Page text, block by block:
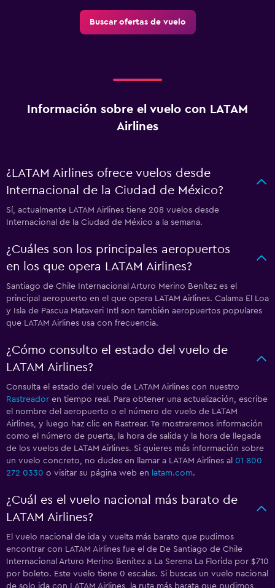
Buscar ofertas de vuelo
Información sobre el vuelo con LATAM
Airlines
¿LATAM Airlines ofrece vuelos desde
Internacional de la Ciudad de México?
Sí, actualmente LATAM Airlines tiene 208 vuelos desde
Internacional de la Ciudad de México a la semana.
¿Cuáles son los principales aeropuertos
en los que opera LATAM Airlines?
Santiago de Chile Internacional Arturo Merino Benítez es el
principal aeropuerto en el que opera LATAM Airlines. Calama El Loa
y Isla de Pascua Mataveri Intl son también aeropuertos populares
que LATAM Airlines usa con frecuencia.
¿Cómo consulto el estado del vuelo de
LATAM Airlines?
Consulta el estado del vuelo de LATAM Airlines con nuestro
Rastreador en tiempo real. Para obtener una actualización, escribe
el nombre del aeropuerto o el número de vuelo de LATAM
Airlines, y luego haz clic en Rastrear. Te mostraremos información
como el número de puerta, la hora de salida y la hora de llegada
de los vuelos de LATAM Airlines. Si quieres más información sobre
un vuelo concreto, no dudes en llamar a LATAM Airlines al 01 800
272 0330 o visitar su página web en latam.com.
¿Cuál es el vuelo nacional más barato de
LATAM Airlines?
El vuelo nacional de ida y vuelta más barato que pudimos
encontrar con LATAM Airlines fue el de De Santiago de Chile
Internacional Arturo Merino Benítez a La Serena La Florida por $710
por boleto. Este vuelo tiene 0 escalas. Si buscas un vuelo nacional
de solo ida con LATAM Airlines, la ruta más barata que pudimos